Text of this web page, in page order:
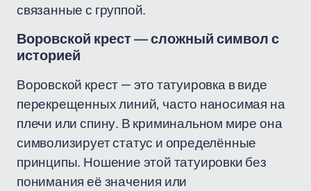
связанные с группой.
Воровской крест — сложный символ с
историей
Воровской крест — это татуировка в виде
перекрещенных линий, часто наносимая на
плечи или спину. В криминальном мире она
символизирует статус и определённые
принципы. Ношение этой татуировки без
понимания её значения или